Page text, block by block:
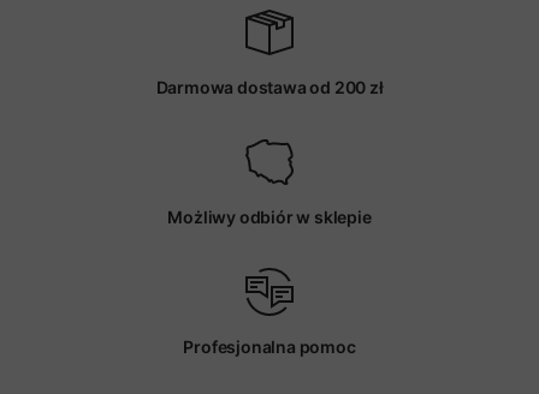
Darmowa dostawa od 200 zł
Możliwy odbiór w sklepie
Profesjonalna pomoc